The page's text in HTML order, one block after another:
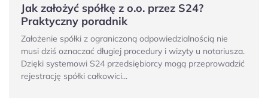
Jak założyć spółkę z o.o. przez S24?
Praktyczny poradnik
Założenie spółki z ograniczoną odpowiedzialnością nie
musi dziś oznaczać długiej procedury i wizyty u notariusza.
Dzięki systemowi S24 przedsiębiorcy mogą przeprowadzić
rejestrację spółki całkowici...